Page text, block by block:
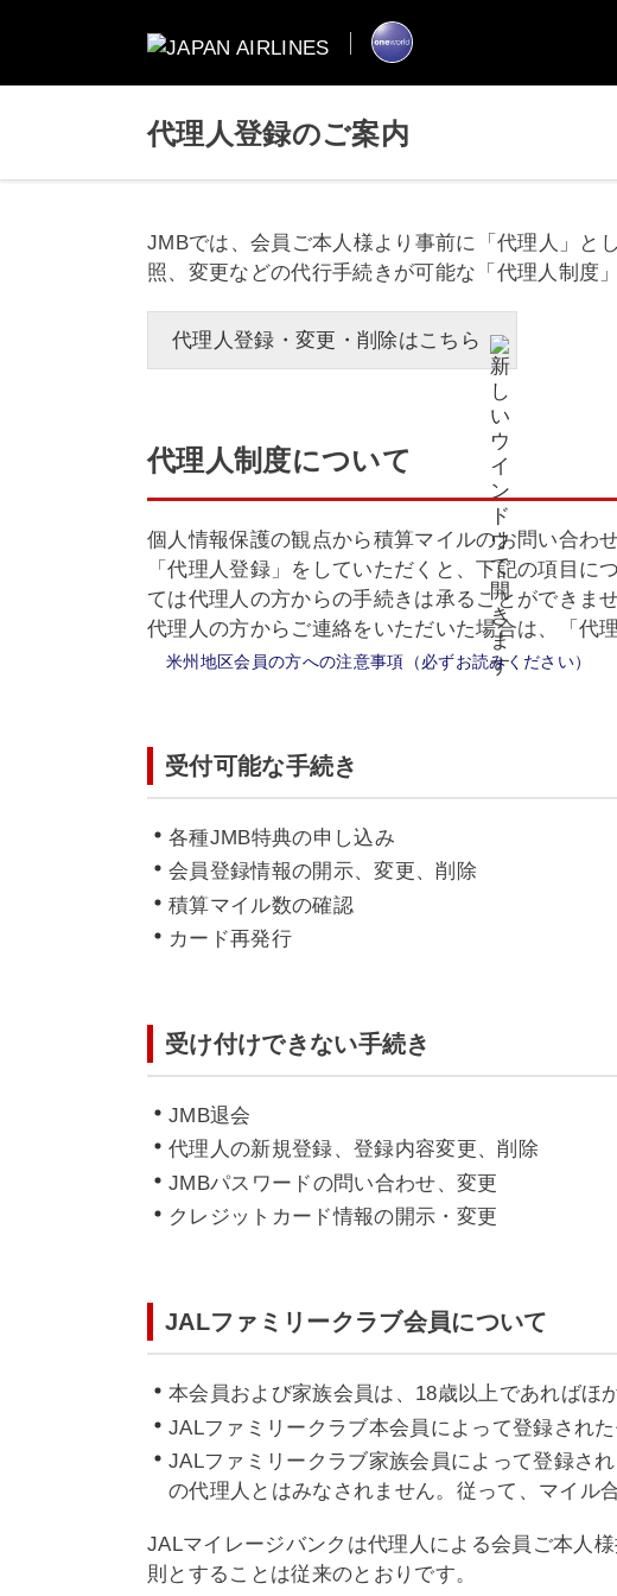
代理人登録のご案内
JMBでは、会員ご本人様より事前に「代理人」と
照、変更などの代行手続きが可能な「代理人制度
代理人登録・変更・削除はこちら
代理人制度について
個人情報保護の観点から積算マイルのお問い合わ
「代理人登録」をしていただくと、下記の項目
ては代理人の方からの手続きは承ることができませ
代理人の方からご連絡をいただいた場合は、「代
米州地区会員の方への注意事項（必ずお読みください）
受付可能な手続き
各種JMB特典の申し込み
会員登録情報の開示、変更、削除
積算マイル数の確認
カード再発行
受け付けできない手続き
JMB退会
代理人の新規登録、登録内容変更、削除
JMBパスワードの問い合わせ、変更
クレジットカード情報の開示・変更
JALファミリークラブ会員について
本会員および家族会員は、18歳以上であればほ
JALファミリークラブ本会員によって登録され
JALファミリークラブ家族会員によって登録さ
の代理人とはみなされません。従って、マイル
JALマイレージバンクは代理人による会員ご本人
則とすることは従来のとおりです。